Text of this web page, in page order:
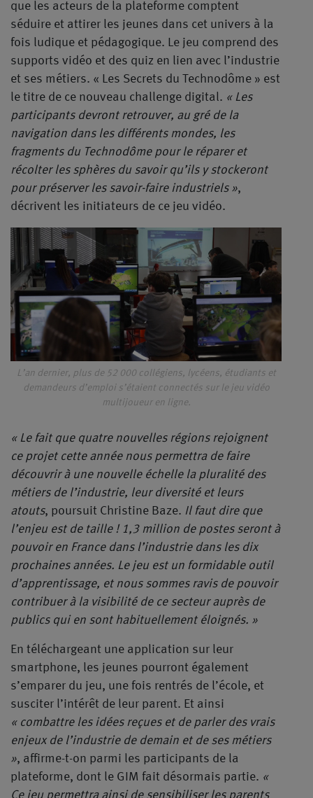
que les acteurs de la plateforme comptent
séduire et attirer les jeunes dans cet univers à la
fois ludique et pédagogique. Le jeu comprend des
supports vidéo et des quiz en lien avec l’industrie
et ses métiers. « Les Secrets du Technodôme » est
le titre de ce nouveau challenge digital. « Les
participants devront retrouver, au gré de la
navigation dans les différents mondes, les
fragments du Technodôme pour le réparer et
récolter les sphères du savoir qu’ils y stockeront
pour préserver les savoir-faire industriels »,
décrivent les initiateurs de ce jeu vidéo.
L’an dernier, plus de 52 000 collégiens, lycéens, étudiants et
demandeurs d’emploi s’étaient connectés sur le jeu vidéo
multijoueur en ligne.
« Le fait que quatre nouvelles régions rejoignent
ce projet cette année nous permettra de faire
découvrir à une nouvelle échelle la pluralité des
métiers de l’industrie, leur diversité et leurs
atouts, poursuit Christine Baze. Il faut dire que
l’enjeu est de taille ! 1,3 million de postes seront à
pouvoir en France dans l’industrie dans les dix
prochaines années. Le jeu est un formidable outil
d’apprentissage, et nous sommes ravis de pouvoir
contribuer à la visibilité de ce secteur auprès de
publics qui en sont habituellement éloignés. »
En téléchargeant une application sur leur
smartphone, les jeunes pourront également
s’emparer du jeu, une fois rentrés de l’école, et
susciter l’intérêt de leur parent. Et ainsi
« combattre les idées reçues et de parler des vrais
enjeux de l’industrie de demain et de ses métiers
», affirme-t-on parmi les participants de la
plateforme, dont le GIM fait désormais partie. «